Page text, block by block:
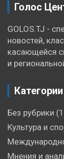
Голос
GOLOS.TJ -
новостей,
касающейся
и
Категории
Без рубрики
Культура и
Мнения и